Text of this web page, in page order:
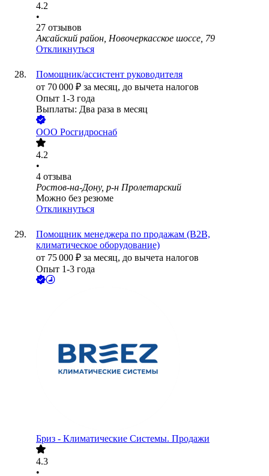
4.2
•
27 отзывов
Аксайский район, Новочеркасское шоссе, 79
Откликнуться
Помощник/ассистент руководителя
от 70 000 ₽ за месяц, до вычета налогов
Опыт 1-3 года
Выплаты: Два раза в месяц
ООО Росгидроснаб
4.2
•
4 отзыва
Ростов-на-Дону, р-н Пролетарский
Можно без резюме
Откликнуться
Помощник менеджера по продажам (В2В,
климатическое оборудование)
от 75 000 ₽ за месяц, до вычета налогов
Опыт 1-3 года
Бриз - Климатические Системы. Продажи
4.3
•